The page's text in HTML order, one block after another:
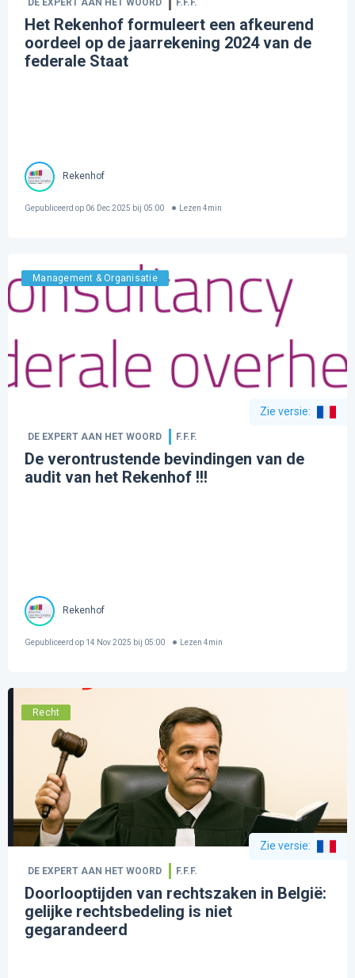
DE EXPERT AAN HET WOORD F.F.F.
Het Rekenhof formuleert een afkeurend
oordeel op de jaarrekening 2024 van de
federale Staat
Rekenhof
Gepubliceerd op 06 Dec 2025 bij 05:00 Lezen 4min
Management & Organisatie
Zie versie:
DE EXPERT AAN HET WOORD F.F.F.
De verontrustende bevindingen van de
audit van het Rekenhof !!!
Rekenhof
Gepubliceerd op 14 Nov 2025 bij 05:00 Lezen 4min
Recht
Zie versie:
DE EXPERT AAN HET WOORD F.F.F.
Doorlooptijden van rechtszaken in België:
gelijke rechtsbedeling is niet
gegarandeerd